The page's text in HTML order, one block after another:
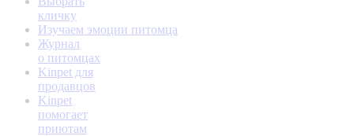
кличку
Изучаем эмоции питомца
Журнал
о питомцах
Kinpet для
продавцов
Kinpet
помогает
приютам